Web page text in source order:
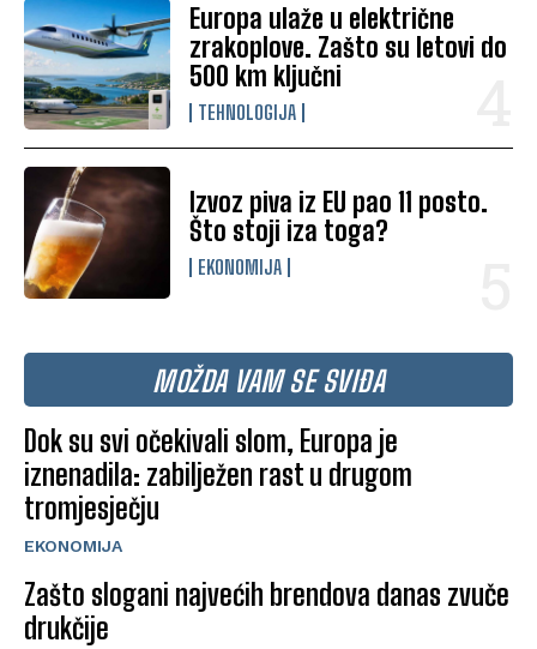
Europa ulaže u električne
zrakoplove. Zašto su letovi do
500 km ključni
TEHNOLOGIJA
Izvoz piva iz EU pao 11 posto.
Što stoji iza toga?
EKONOMIJA
MOŽDA VAM SE SVIĐA
Dok su svi očekivali slom, Europa je
iznenadila: zabilježen rast u drugom
tromjesječju
EKONOMIJA
Zašto slogani najvećih brendova danas zvuče
drukčije